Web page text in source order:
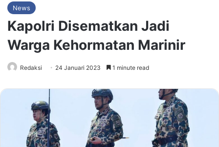
News
Kapolri Disematkan Jadi
Warga Kehormatan Marinir
Redaksi 24 Januari 2023 1 minute read